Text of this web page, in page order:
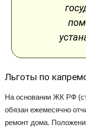
Льготы по
На основании ЖК РФ
обязан ежемесячно
ремонт дома.